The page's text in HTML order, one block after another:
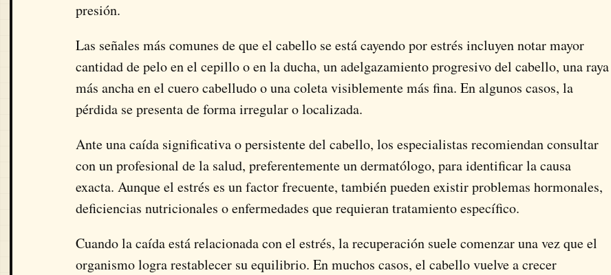
presión.
Las señales más comunes de que el cabello se está cayendo por estrés incluyen notar mayor
cantidad de pelo en el cepillo o en la ducha, un adelgazamiento progresivo del cabello, una raya
más ancha en el cuero cabelludo o una coleta visiblemente más fina. En algunos casos, la
pérdida se presenta de forma irregular o localizada.
Ante una caída significativa o persistente del cabello, los especialistas recomiendan consultar
con un profesional de la salud, preferentemente un dermatólogo, para identificar la causa
exacta. Aunque el estrés es un factor frecuente, también pueden existir problemas hormonales,
deficiencias nutricionales o enfermedades que requieran tratamiento específico.
Cuando la caída está relacionada con el estrés, la recuperación suele comenzar una vez que el
organismo logra restablecer su equilibrio. En muchos casos, el cabello vuelve a crecer